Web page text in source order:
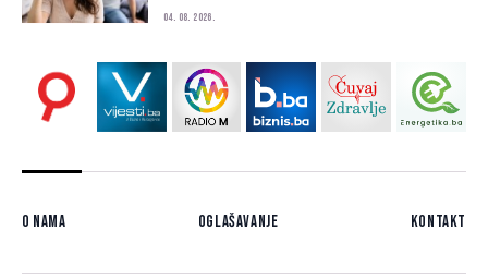
04. 08. 2026.
O nama Oglašavanje Kontakt